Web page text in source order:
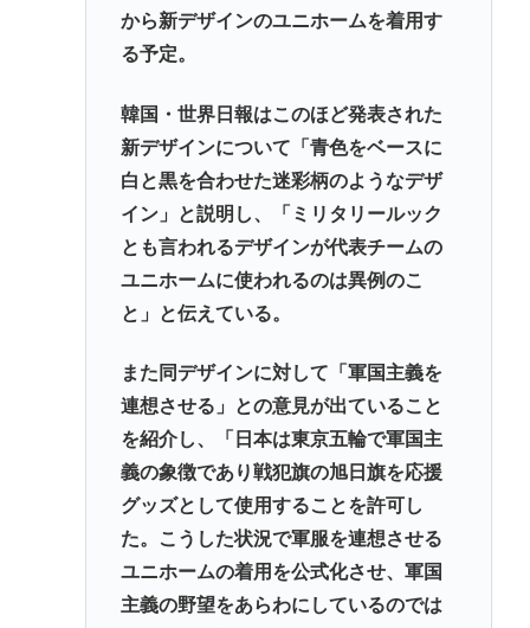
から新デザインのユニホームを着用す
る予定。
韓国・世界日報はこのほど発表された
新デザインについて「青色をベースに
白と黒を合わせた迷彩柄のようなデザ
イン」と説明し、「ミリタリールック
とも言われるデザインが代表チームの
ユニホームに使われるのは異例のこ
と」と伝えている。
また同デザインに対して「軍国主義を
連想させる」との意見が出ていること
を紹介し、「日本は東京五輪で軍国主
義の象徴であり戦犯旗の旭日旗を応援
グッズとして使用することを許可し
た。こうした状況で軍服を連想させる
ユニホームの着用を公式化させ、軍国
主義の野望をあらわにしているのでは